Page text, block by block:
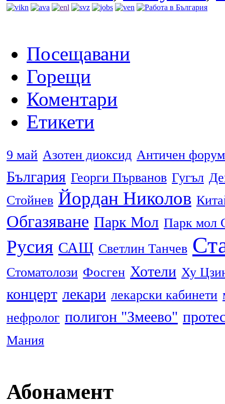
Посещавани
Горещи
Коментари
Етикети
9 май Азотен диоксид Античен форум
България Георги Първанов Гугъл
Стойнев Йордан Николов
Обгазяване Парк Мол Парк мол
Русия САЩ Светлин Танчев
Стоматолози Фосген Хотели Ху
концерт лекари лекарски кабинети
нефролог полигон "Змеево"
Мания
Абонамент